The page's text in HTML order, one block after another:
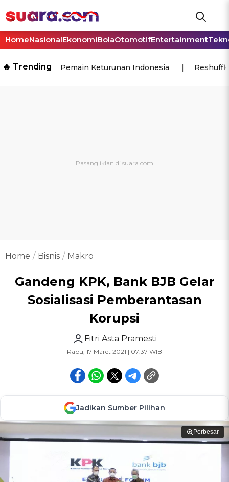
HomeNasionalEkonomiBolaOtomotifEntertainment
🔥 Trending Pemain Keturunan Indonesia
Home Bisnis Makro
Gandeng KPK, Bank BJB Gelar
Sosialisasi Pemberantasan
Korupsi
Fitri Asta Pramesti
Rabu, 17 Maret 2021 | 07:37 WIB
Jadikan Sumber Pilihan
Perbesar